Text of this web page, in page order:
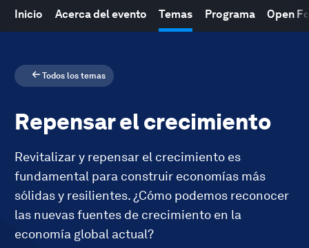
Inicio Acerca del evento Temas Programa Open
Todos los temas
Repensar el crecimiento
Revitalizar y repensar el crecimiento es
fundamental para construir economías más
sólidas y resilientes. ¿Cómo podemos reconocer
las nuevas fuentes de crecimiento en la
economía global actual?